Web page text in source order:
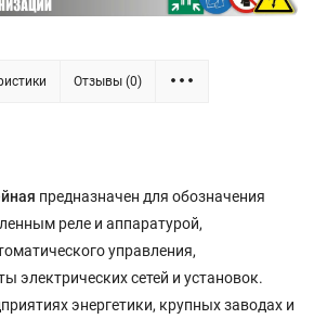
Отзывы (0)
предназначен для обозначения
реле и аппаратурой,
управления,
электрических сетей и установок.
энергетики, крупных заводах и